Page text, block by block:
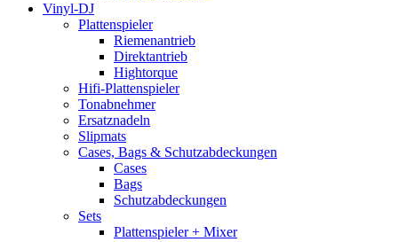
Vinyl-DJ
Plattenspieler
Riemenantrieb
Direktantrieb
Hightorque
Hifi-Plattenspieler
Tonabnehmer
Ersatznadeln
Slipmats
Cases, Bags & Schutzabdeckungen
Cases
Bags
Schutzabdeckungen
Sets
Plattenspieler + Mixer